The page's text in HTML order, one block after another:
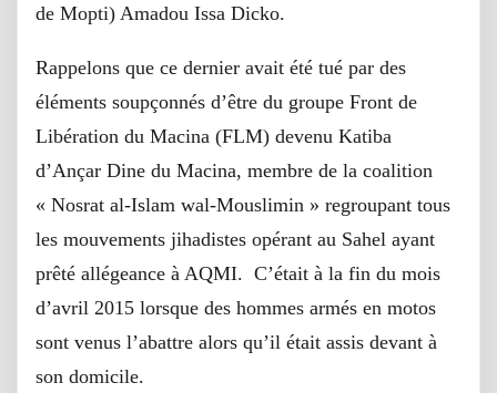
de Mopti) Amadou Issa Dicko.
Rappelons que ce dernier avait été tué par des
éléments soupçonnés d’être du groupe Front de
Libération du Macina (FLM) devenu Katiba
d’Ançar Dine du Macina, membre de la coalition
« Nosrat al-Islam wal-Mouslimin » regroupant tous
les mouvements jihadistes opérant au Sahel ayant
prêté allégeance à AQMI. C’était à la fin du mois
d’avril 2015 lorsque des hommes armés en motos
sont venus l’abattre alors qu’il était assis devant à
son domicile.